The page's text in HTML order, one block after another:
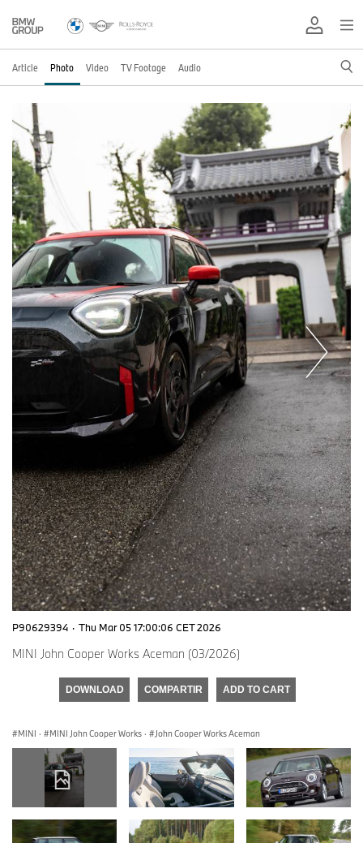
Article Photo Video TV Footage Audio
P90629394 · Thu Mar 05 17:00:06 CET 2026
MINI John Cooper Works Aceman (03/2026)
DOWNLOAD COMPARTIR ADD TO CART
MINI · MINI John Cooper Works · John Cooper Works Aceman